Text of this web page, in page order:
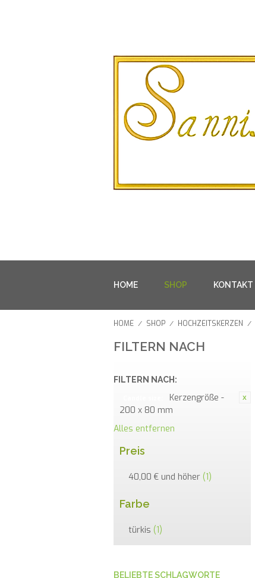
HOME SHOP KONTAKT
HOME / SHOP / HOCHZEITSKERZEN /
FILTERN NACH
FILTERN NACH:
Kerzengröße -
200 x 80 mm
Alles entfernen
Preis
40,00 € und höher (1)
Farbe
türkis (1)
BELIEBTE SCHLAGWORTE